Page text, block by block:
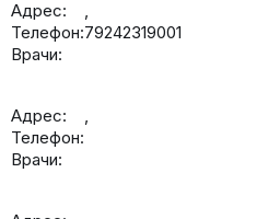
Адрес:
,
Телефон:79242319001
Врачи:
Адрес:
,
Телефон:
Врачи: